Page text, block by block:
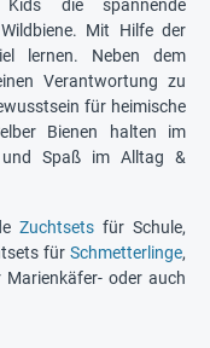
die spannende
Mit Hilfe der
lernen. Neben dem
Verantwortung zu
für heimische
Bienen halten im
Spaß im Alltag &
Zuchtsetsfür Schule,
für Schmetterlinge,
oder auch